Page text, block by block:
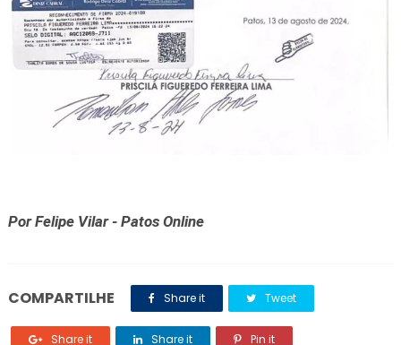
Por Felipe Vilar - Patos Online
COMPARTILHE Share it Tweet
Share it Share it Pin it